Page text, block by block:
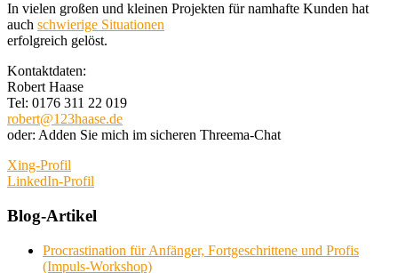
In vielen großen und kleinen Projekten für namhafte Kunden hat
auch schwierige Situationen
erfolgreich gelöst.
Kontaktdaten:
Robert Haase
Tel: 0176 311 22 019
robert@123haase.de
oder: Adden Sie mich im sicheren Threema-Chat
Xing-Profil
LinkedIn-Profil
Blog-Artikel
Procrastination für Anfänger, Fortgeschrittene und Profis
(Impuls-Workshop)